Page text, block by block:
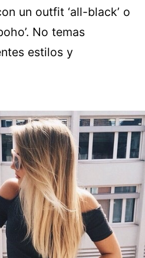
un outfit ‘all-black’ o
No temas
estilos y